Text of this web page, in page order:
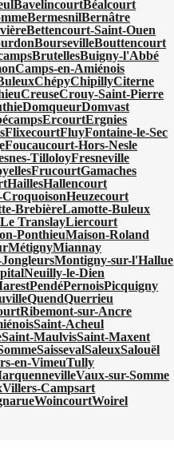
BavelincourtBéalcourt
BermesnilBernâtre
Bettencourt-Saint-Ouen
BoursevilleBouttencourt
BrutellesBuigny-l'Abbé
Camps-en-Amiénois
ChépyChipillyCiterne
CreuseCrouy-Saint-Pierre
DomqueurDomvast
ErcourtErgnies
FlixecourtFluyFontaine-le-Sec
Foucaucourt-Hors-Nesle
TilloloyFresneville
FrucourtGamaches
HaillesHallencourt
Heuzecourt
BrebièreLamotte-Buleux
Le TranslayLiercourt
PonthieuMaison-Roland
MétignyMiannay
Montigny-sur-l'Hallue
Neuilly-le-Dien
PendéPernoisPicquigny
QuendQuerrieu
Ribemont-sur-Ancre
Saint-Acheul
Saint-MaulvisSaint-Maxent
SaissevalSaleuxSalouël
en-VimeuTully
Vaux-sur-Somme
Villers-Campsart
WoincourtWoirel